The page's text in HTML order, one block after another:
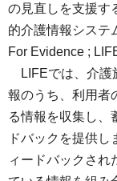
の見直しを支援す
的介護情報システ
For Evidence ;
LIFEでは、介護
報のうち、利用者
る情報を収集し、
ドバックを提供
ィードバックされ